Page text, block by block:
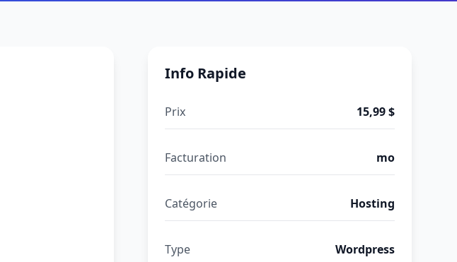
Info Rapide
Prix 15,99 $
Facturation mo
Catégorie Hosting
Type Wordpress